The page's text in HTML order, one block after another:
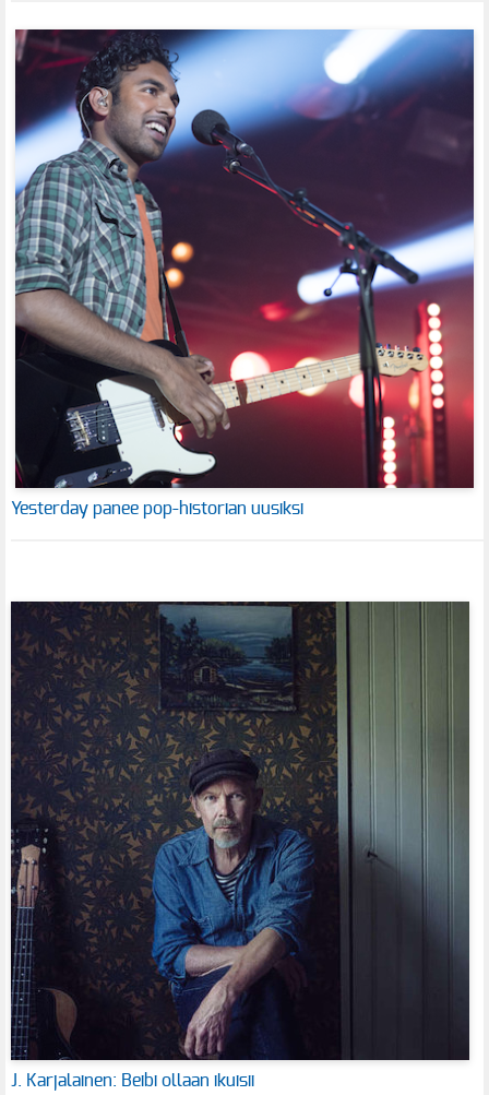
Yesterday panee pop-historian uusiksi
J. Karjalainen: Beibi ollaan ikuisii